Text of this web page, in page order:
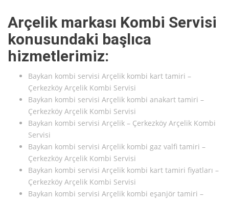
Arçelik markası Kombi Servisi
konusundaki başlıca
hizmetlerimiz:
Baykan kombi servisi Arçelik kombi kart tamiri –
Çerkezköy Arçelik Kombi Servisi
Baykan kombi servisi Arçelik kombi anakart tamiri –
Çerkezköy Arçelik Kombi Servisi
Baykan kombi servisi Arçelik – Çerkezköy Arçelik Kombi
Servisi
Baykan kombi servisi Arçelik kombi gaz valfi tamiri –
Çerkezköy Arçelik Kombi Servisi
Baykan kombi servisi Arçelik kombi kart tamiri fiyatları –
Çerkezköy Arçelik Kombi Servisi
Baykan kombi servisi Arçelik kombi eşanjör tamiri –